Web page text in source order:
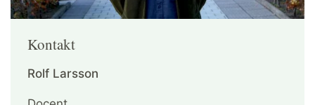
Kontakt
Rolf Larsson